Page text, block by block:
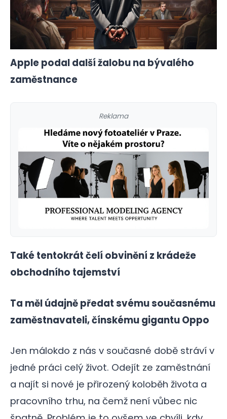
Apple podal další žalobu na bývalého
zaměstnance
Reklama
Také tentokrát čelí obvinění z krádeže
obchodního tajemství
Ta měl údajně předat svému současnému
zaměstnavateli, čínskému gigantu Oppo
Jen málokdo z nás v současné době stráví v
jedné práci celý život. Odejít ze zaměstnání
a najít si nové je přirozený koloběh života a
pracovního trhu, na čemž není vůbec nic